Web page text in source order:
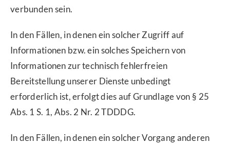
verbunden sein.
In den Fällen, in denen ein solcher Zugriff auf
Informationen bzw. ein solches Speichern von
Informationen zur technisch fehlerfreien
Bereitstellung unserer Dienste unbedingt
erforderlich ist, erfolgt dies auf Grundlage von § 25
Abs. 1 S. 1, Abs. 2 Nr. 2 TDDDG.
In den Fällen, in denen ein solcher Vorgang anderen